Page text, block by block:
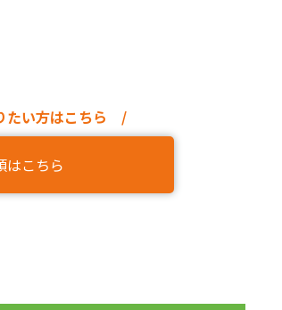
たい方はこちら /
はこちら